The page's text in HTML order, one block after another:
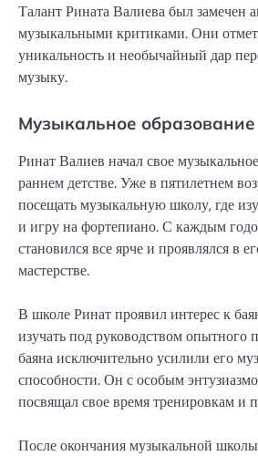
Талант Рината Валиева был замечен
музыкальными критиками. Они
уникальность и необычайный дар
музыку.
Музыкальное образование
Ринат Валиев начал свое
раннем детстве. Уже в пятилетнем
посещать музыкальную школу, где
и игру на фортепиано. С каждым
становился все ярче и проявлялся в
мастерстве.
В школе Ринат проявил интерес к
изучать под руководством опытного
баяна исключительно усилили его
способности. Он с особым
посвящал свое время тренировкам и
После окончания музыкальной